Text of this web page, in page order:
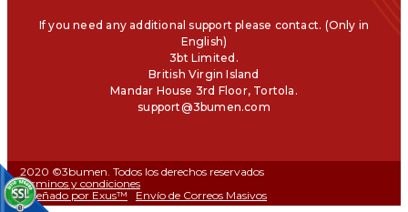
If you need any additional support please contact. (Only in
English)
3bt Limited.
British Virgin Island
Mandar House 3rd Floor, Tortola.
support@3bumen.com
2020 ©3bumen. Todos los derechos reservados
Términos y condiciones
Diseñado por Exus™ | Envío de Correos Masivos